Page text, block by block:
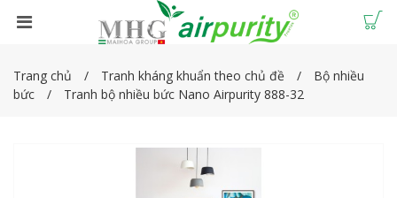
Trang chủ Tranh kháng khuẩn theo chủ đề
Bộ nhiều
bức
Tranh bộ nhiều bức Nano Airpurity 888-32